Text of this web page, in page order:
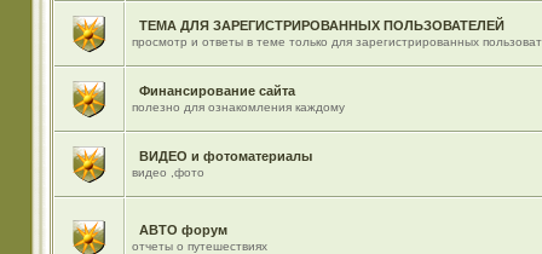
ТЕМА ДЛЯ ЗАРЕГИСТРИРОВАННЫХ ПОЛЬЗОВАТЕЛЕЙ
просмотр и ответы в теме только для зарегистрированных
Финансирование сайта
полезно для ознакомления каждому
ВИДЕО и фотоматериалы
видео ,фото
АВТО форум
отчеты о путешествиях